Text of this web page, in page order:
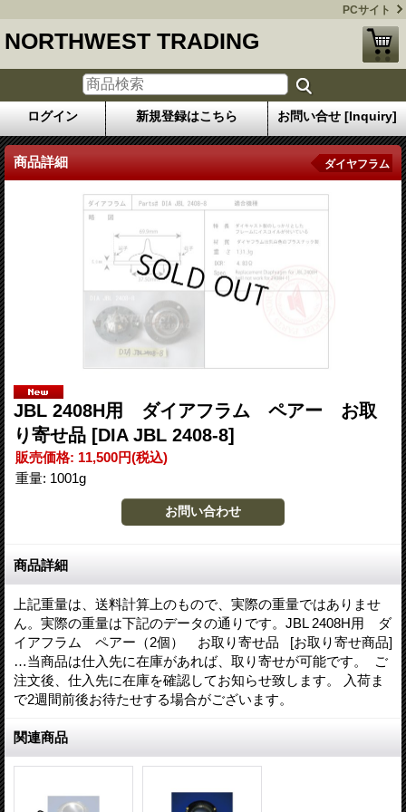
PCサイト
NORTHWEST TRADING
ログイン 新規登録はこちら お問い合せ [Inquiry]
商品詳細 ダイヤフラム
JBL 2408H用 ダイアフラム ペアー お取
り寄せ品 [DIA JBL 2408-8]
販売価格: 11,500円(税込)
重量: 1001g
商品詳細
上記重量は、送料計算上のもので、実際の重量ではありませ
ん。実際の重量は下記のデータの通りです。JBL 2408H用 ダ
イアフラム ペアー（2個） お取り寄せ品 [お取り寄せ商品]
…当商品は仕入先に在庫があれば、取り寄せが可能です。 ご
注文後、仕入先に在庫を確認してお知らせ致します。 入荷ま
で2週間前後お待たせする場合がございます。
関連商品